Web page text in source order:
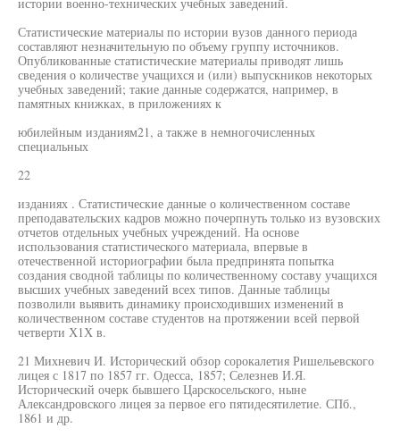
Статистические материалы по истории вузов данного периода
составляют незначительную по объему группу источников.
Опубликованные статистические материалы приводят лишь
сведения о количестве учащихся и (или) выпускников некоторых
учебных заведений; такие данные содержатся, например, в
памятных книжках, в приложениях к
юбилейным изданиям21, а также в немногочисленных
специальных
22
изданиях . Статистические данные о количественном составе
преподавательских кадров можно почерпнуть только из вузовских
отчетов отдельных учебных учреждений. На основе
использования статистического материала, впервые в
отечественной историографии была предпринята попытка
создания сводной таблицы по количественному составу учащихся
высших учебных заведений всех типов. Данные таблицы
позволили выявить динамику происходивших изменений в
количественном составе студентов на протяжении всей первой
четверти Х1Х в.
21 Михневич И. Исторический обзор сорокалетия Ришельевского
лицея с 1817 по 1857 гг. Одесса, 1857; Селезнев И.Я.
Исторический очерк бывшего Царскосельского, ныне
Александровского лицея за первое его пятидесятилетие. СПб.,
1861 и др.